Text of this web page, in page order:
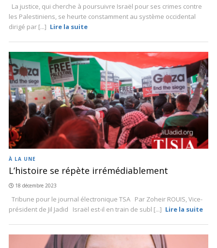
La justice, qui cherche à poursuivre Israël pour ses crimes contre
les Palestiniens, se heurte constamment au système occidental
dirigé par [...] Lire la suite
À LA UNE
L’histoire se répète irrémédiablement
18 décembre 2023
Tribune pour le journal électronique TSA Par Zoheir ROUIS, Vice-
président de Jil Jadid Israël est-il en train de subl [...] Lire la suite